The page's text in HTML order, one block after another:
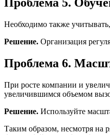
Проблема 5.
Необходимо также
Решение. Организация
Проблема 6.
При росте компании и
увеличившимся объемом
Решение. Используйте
Таким образом, несмотря на